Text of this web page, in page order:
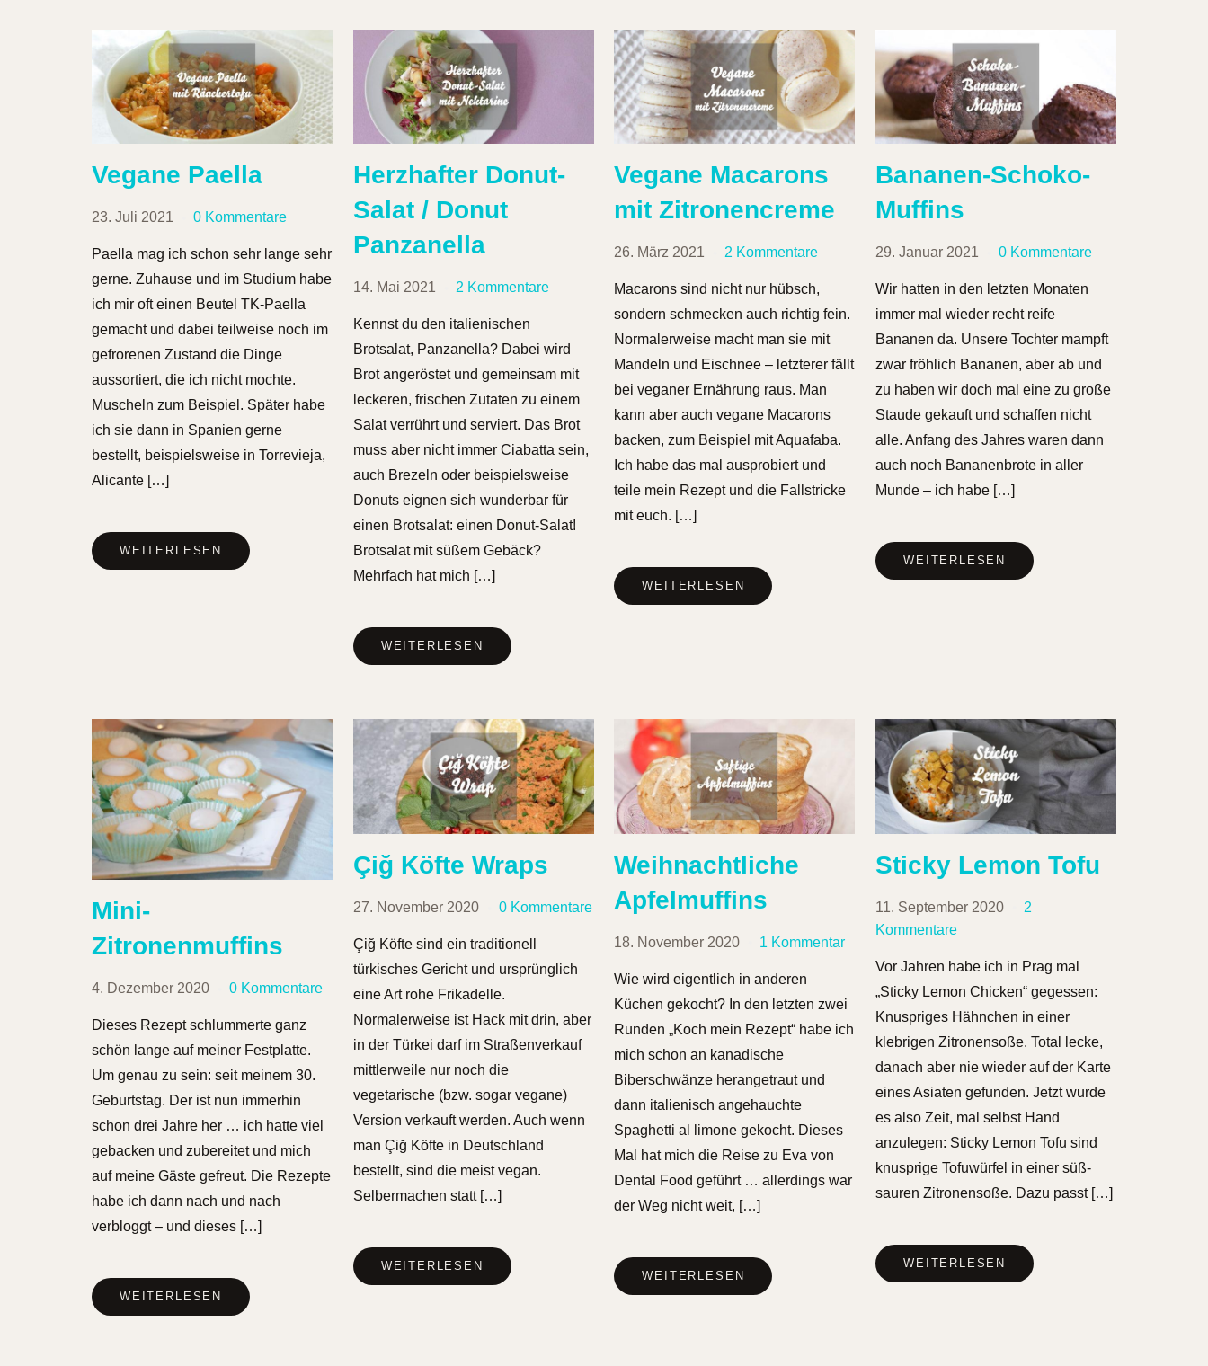
Vegane Paella
23. Juli 2021 0 Kommentare
Paella mag ich schon sehr lange sehr
gerne. Zuhause und im Studium habe
ich mir oft einen Beutel TK-Paella
gemacht und dabei teilweise noch im
gefrorenen Zustand die Dinge
aussortiert, die ich nicht mochte.
Muscheln zum Beispiel. Später habe
ich sie dann in Spanien gerne
bestellt, beispielsweise in Torrevieja,
Alicante […]
WEITERLESEN
Herzhafter Donut-
Salat / Donut
Panzanella
14. Mai 2021 2 Kommentare
Kennst du den italienischen
Brotsalat, Panzanella? Dabei wird
Brot angeröstet und gemeinsam mit
leckeren, frischen Zutaten zu einem
Salat verrührt und serviert. Das Brot
muss aber nicht immer Ciabatta sein,
auch Brezeln oder beispielsweise
Donuts eignen sich wunderbar für
einen Brotsalat: einen Donut-Salat!
Brotsalat mit süßem Gebäck?
Mehrfach hat mich […]
WEITERLESEN
Vegane Macarons
mit Zitronencreme
26. März 2021 2 Kommentare
Macarons sind nicht nur hübsch,
sondern schmecken auch richtig fein.
Normalerweise macht man sie mit
Mandeln und Eischnee – letzterer fällt
bei veganer Ernährung raus. Man
kann aber auch vegane Macarons
backen, zum Beispiel mit Aquafaba.
Ich habe das mal ausprobiert und
teile mein Rezept und die Fallstricke
mit euch. […]
WEITERLESEN
Bananen-Schoko-
Muffins
29. Januar 2021 0 Kommentare
Wir hatten in den letzten Monaten
immer mal wieder recht reife
Bananen da. Unsere Tochter mampft
zwar fröhlich Bananen, aber ab und
zu haben wir doch mal eine zu große
Staude gekauft und schaffen nicht
alle. Anfang des Jahres waren dann
auch noch Bananenbrote in aller
Munde – ich habe […]
WEITERLESEN
Mini-
Zitronenmuffins
4. Dezember 2020 0 Kommentare
Dieses Rezept schlummerte ganz
schön lange auf meiner Festplatte.
Um genau zu sein: seit meinem 30.
Geburtstag. Der ist nun immerhin
schon drei Jahre her … ich hatte viel
gebacken und zubereitet und mich
auf meine Gäste gefreut. Die Rezepte
habe ich dann nach und nach
verbloggt – und dieses […]
WEITERLESEN
Çiğ Köfte Wraps
27. November 2020 0 Kommentare
Çiğ Köfte sind ein traditionell
türkisches Gericht und ursprünglich
eine Art rohe Frikadelle.
Normalerweise ist Hack mit drin, aber
in der Türkei darf im Straßenverkauf
mittlerweile nur noch die
vegetarische (bzw. sogar vegane)
Version verkauft werden. Auch wenn
man Çiğ Köfte in Deutschland
bestellt, sind die meist vegan.
Selbermachen statt […]
WEITERLESEN
Weihnachtliche
Apfelmuffins
18. November 2020 1 Kommentar
Wie wird eigentlich in anderen
Küchen gekocht? In den letzten zwei
Runden „Koch mein Rezept“ habe ich
mich schon an kanadische
Biberschwänze herangetraut und
dann italienisch angehauchte
Spaghetti al limone gekocht. Dieses
Mal hat mich die Reise zu Eva von
Dental Food geführt … allerdings war
der Weg nicht weit, […]
WEITERLESEN
Sticky Lemon Tofu
11. September 2020
2
Kommentare
Vor Jahren habe ich in Prag mal
„Sticky Lemon Chicken“ gegessen:
Knuspriges Hähnchen in einer
klebrigen Zitronensoße. Total lecke,
danach aber nie wieder auf der Karte
eines Asiaten gefunden. Jetzt wurde
es also Zeit, mal selbst Hand
anzulegen: Sticky Lemon Tofu sind
knusprige Tofuwürfel in einer süß-
sauren Zitronensoße. Dazu passt […]
WEITERLESEN